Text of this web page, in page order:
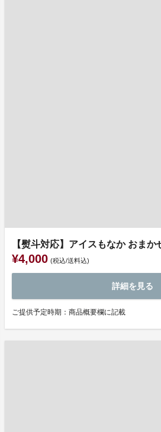
【熨斗対応】アイスもなか おま
¥4,000 (税込/送料込)
詳細を見る
ご提供予定時期：商品概要欄に記載